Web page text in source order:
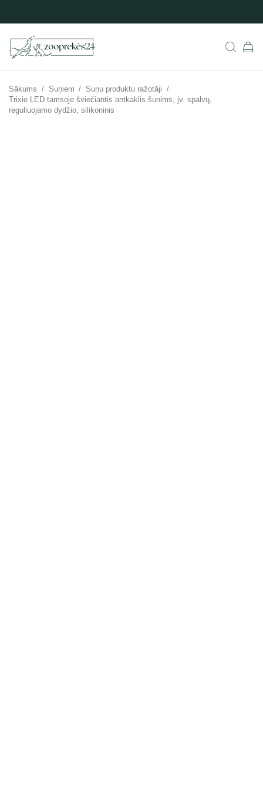
Sākums / Suņiem / Suņu produktu ražotāji /
Trixie LED tamsoje šviečiantis antkaklis šunims, įv. spalvų,
reguliuojamo dydžio, silikoninis